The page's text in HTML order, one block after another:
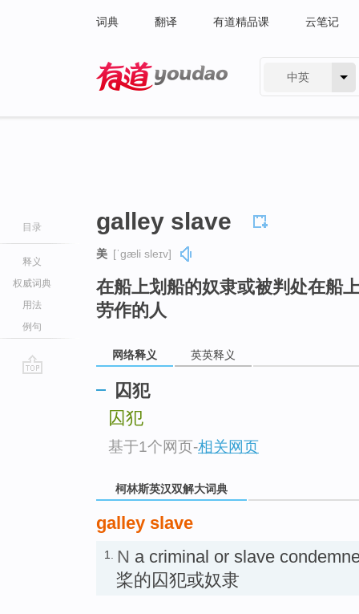
词典 翻译 有道精品课 云笔记
中英
目录
释义
权威词典
用法
例句
galley slave
美 [ˈɡæli sleɪv]
在船上划船的奴隶或被判处在船
劳作的人
网络释义 英英释义
囚犯
囚犯
基于1个网页-相关网页
柯林斯英汉双解大词典
galley slave
1. N a criminal or slave
桨的囚犯或奴隶